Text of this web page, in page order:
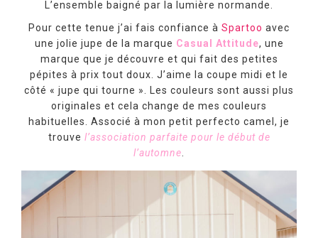
L’ensemble baigné par la lumière normande.
Pour cette tenue j’ai fais confiance à Spartoo avec
une jolie jupe de la marque Casual Attitude, une
marque que je découvre et qui fait des petites
pépites à prix tout doux. J’aime la coupe midi et le
côté « jupe qui tourne ». Les couleurs sont aussi plus
originales et cela change de mes couleurs
habituelles. Associé à mon petit perfecto camel, je
trouve l’association parfaite pour le début de
l’automne